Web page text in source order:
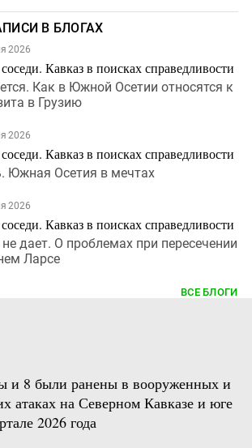
В БЛОГАХ
2026
Кавказ в поисках справедливости
Как в Южной Осетии относятся к
в Грузию
2026
Кавказ в поисках справедливости
Южная Осетия в мечтах
2026
Кавказ в поисках справедливости
дает. О проблемах при пересечении
Ларсе
ВСЕ БЛОГИ
и 8 были ранены в вооруженных и
атаках на Северном Кавказе и юге
2026 года